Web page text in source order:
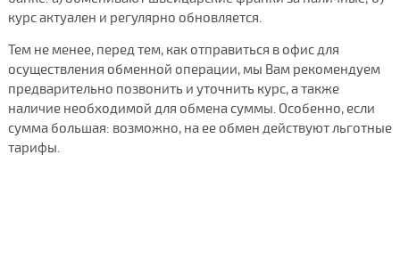
курс актуален и регулярно обновляется.
Тем не менее, перед тем, как отправиться в офис для
осуществления обменной операции, мы Вам рекомендуем
предварительно позвонить и уточнить курс, а также
наличие необходимой для обмена суммы. Особенно, если
сумма большая: возможно, на ее обмен действуют льготные
тарифы.